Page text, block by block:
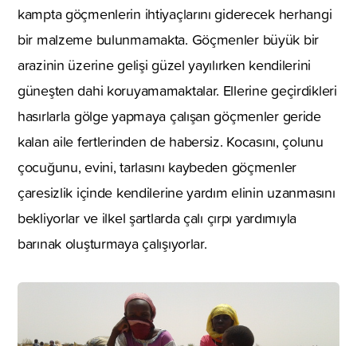
kampta göçmenlerin ihtiyaçlarını giderecek herhangi
bir malzeme bulunmamakta. Göçmenler büyük bir
arazinin üzerine gelişi güzel yayılırken kendilerini
güneşten dahi koruyamamaktalar. Ellerine geçirdikleri
hasırlarla gölge yapmaya çalışan göçmenler geride
kalan aile fertlerinden de habersiz. Kocasını, çolunu
çocuğunu, evini, tarlasını kaybeden göçmenler
çaresizlik içinde kendilerine yardım elinin uzanmasını
bekliyorlar ve ilkel şartlarda çalı çırpı yardımıyla
barınak oluşturmaya çalışıyorlar.